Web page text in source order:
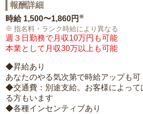
報酬詳細
時給 1,500〜1,860円 ※
指名料・ランク時給により異なる
週３日勤務で月収10万円も可能
本業として月収30万以上も可能
◆昇給あり
あなたのやる気次第で時給アップも可
◆交通費：別途支給。お客様によって
る方もいます
◆各種インセンティブあり